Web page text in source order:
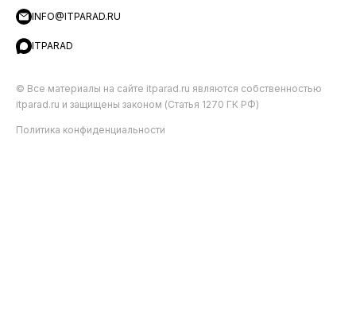
INFO@ITPARAD.RU
ITPARAD
© Все материалы на сайте itparad.ru являются собственностью
itparad.ru и защищены законом (Статья 1270 ГК РФ)
Политика конфиденциальности